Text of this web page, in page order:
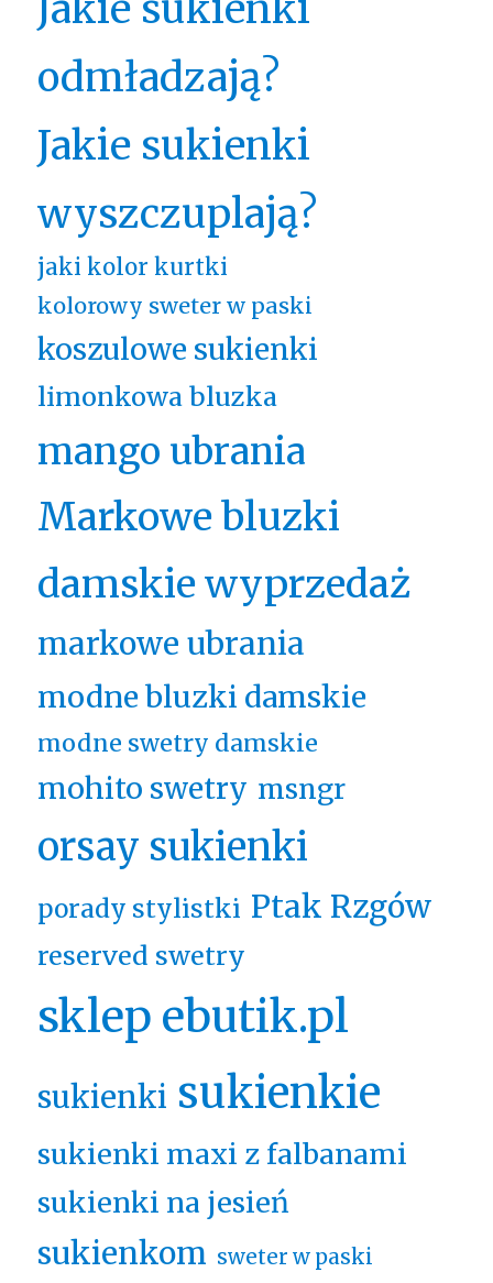
odmładzają?
Jakie sukienki
wyszczuplają?
jaki kolor kurtki
kolorowy sweter w paski
koszulowe sukienki
limonkowa bluzka
mango ubrania
Markowe bluzki
damskie wyprzedaż
markowe ubrania
modne bluzki damskie
modne swetry damskie
mohito swetry msngr
orsay sukienki
porady stylistki Ptak Rzgów
reserved swetry
sklep ebutik.pl
sukienki sukienkie
sukienki maxi z falbanami
sukienki na jesień
sukienkom sweter w paski